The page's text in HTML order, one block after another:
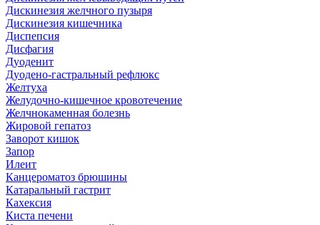
Дискинезия желчного пузыря
Дискинезия кишечника
Диспепсия
Дисфагия
Дуоденит
Дуодено-гастральный рефлюкс
Желтуха
Желудочно-кишечное кровотечение
Желчнокаменная болезнь
Жировой гепатоз
Заворот кишок
Запор
Илеит
Канцероматоз брюшины
Катаральный гастрит
Кахексия
Киста печени